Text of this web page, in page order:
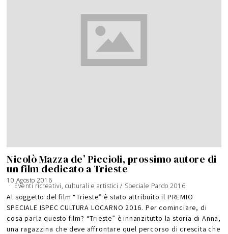
Nicolò Mazza de’ Piccioli, prossimo autore di
un film dedicato a Trieste
10 Agosto 2016
Eventi ricreativi, culturali e artistici / Speciale Pardo 2016
Al soggetto del film “Trieste” è stato attribuito il PREMIO
SPECIALE ISPEC CULTURA LOCARNO 2016. Per cominciare, di
cosa parla questo film? “Trieste” è innanzitutto la storia di Anna,
una ragazzina che deve affrontare quel percorso di crescita che